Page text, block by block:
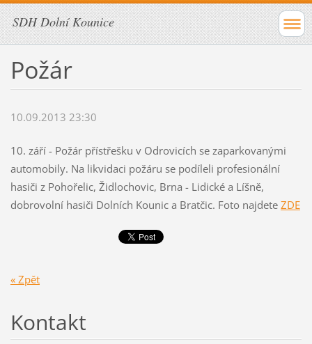
SDH Dolní Kounice
Požár
10.09.2013 23:30
10. září - Požár přístřešku v Odrovicích se zaparkovanými
automobily. Na likvidaci požáru se podíleli profesionální
hasiči z Pohořelic, Židlochovic, Brna - Lidické a Líšně,
dobrovolní hasiči Dolních Kounic a Bratčic. Foto najdete ZDE
« Zpět
Kontakt